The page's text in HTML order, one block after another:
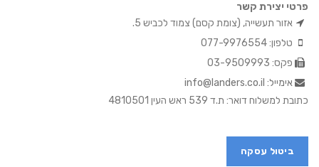
פרטי יצירת קשר
אזור תעשייה, (צומת קסם) צמוד לכביש 5.
טלפון: 077-9976554
פקס: 03-9509993
אימייל: info@landers.co.il
כתובת למשלוח דואר: ת.ד 539 ראש העין 4810501
ביטול עסקה